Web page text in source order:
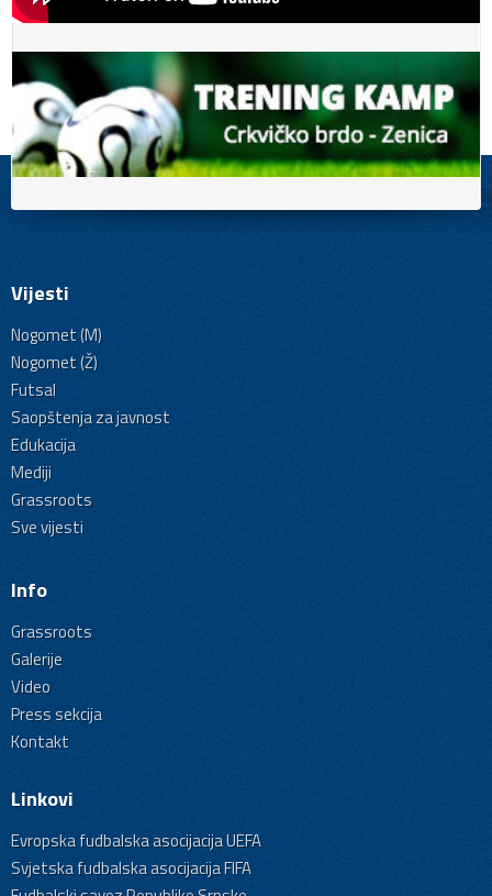
Vijesti
Nogomet (M)
Nogomet (Ž)
Futsal
Saopštenja za javnost
Edukacija
Mediji
Grassroots
Sve vijesti
Info
Grassroots
Galerije
Video
Press sekcija
Kontakt
Linkovi
Evropska fudbalska asocijacija UEFA
Svjetska fudbalska asocijacija FIFA